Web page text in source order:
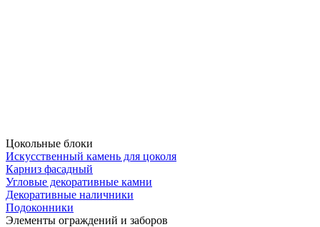
Цокольные блоки
Искусственный камень для цоколя
Карниз фасадный
Угловые декоративные камни
Декоративные наличники
Подоконники
Элементы ограждений и заборов